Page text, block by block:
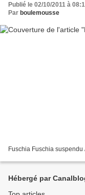
Publié le 02/10/2011 à
Par boulemousse
Fuschia Fuschia
Hébergé par